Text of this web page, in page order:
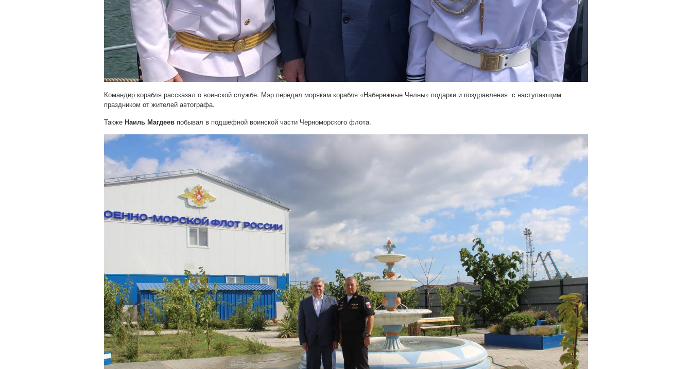
Командир корабля рассказал о воинской службе. Мэр передал морякам корабля «Набережные Челны» подарки и поздравления с наступающим
праздником от жителей автографа.
Также Наиль Магдеев побывал в подшефной воинской части Черноморского флота.